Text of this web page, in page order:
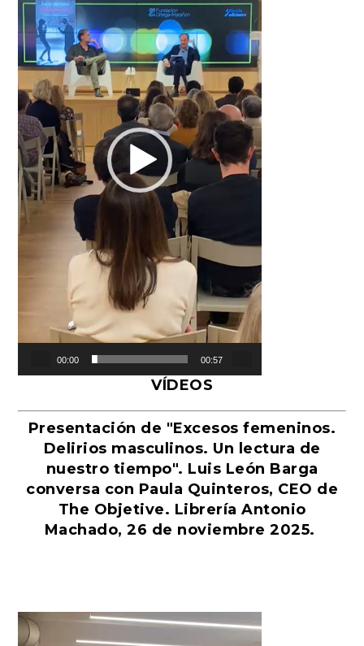
00:00 00:57
VÍDEOS
Presentación de "Excesos femeninos.
Delirios masculinos. Un lectura de
nuestro tiempo". Luis León Barga
conversa con Paula Quinteros, CEO de
The Objetive. Librería Antonio
Machado, 26 de noviembre 2025.
Reproductor
de